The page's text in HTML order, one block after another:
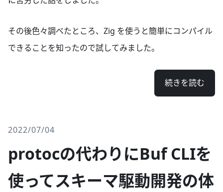
その後色々調べたところ、Zig を使うと簡単にコンパイル
できることを知ったので試してみました。
続きを読む
2022/07/04
protocの代わりにBuf CLIを
使ってスキーマ駆動開発の体